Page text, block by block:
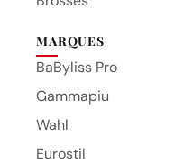
MARQUES
BaByliss Pro
Gammapiu
Wahl
Eurostil